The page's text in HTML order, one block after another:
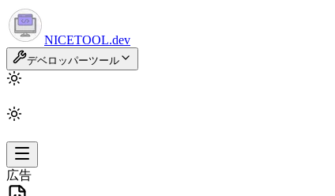
NICETOOL.dev
デベロッパーツール
広告